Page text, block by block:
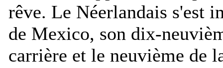
rêve. Le Néerlandais s'est
de Mexico, son dix-
carrière et le neuvième de